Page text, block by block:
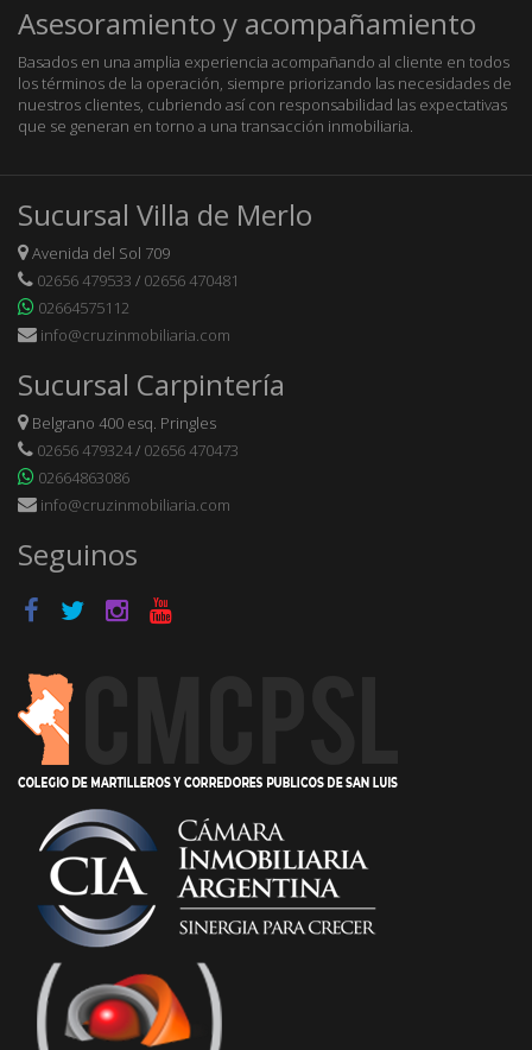
Asesoramiento y acompañamiento
Basados en una amplia experiencia acompañando al cliente en todos
los términos de la operación, siempre priorizando las necesidades de
nuestros clientes, cubriendo así con responsabilidad las expectativas
que se generan en torno a una transacción inmobiliaria.
Sucursal Villa de Merlo
Avenida del Sol 709
02656 479533 / 02656 470481
02664575112
info@cruzinmobiliaria.com
Sucursal Carpintería
Belgrano 400 esq. Pringles
02656 479324/ 02656 470473
02664863086
info@cruzinmobiliaria.com
Seguinos